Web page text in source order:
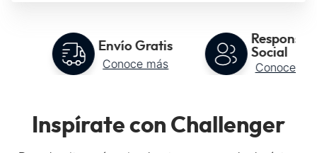
Envío Gratis
Conoce más
Social
Conoce
Inspírate con Challenger